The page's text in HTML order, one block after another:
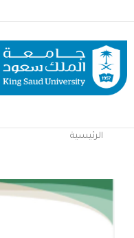
المحتوى
الرئيسي
الرئيسية